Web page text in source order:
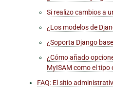
Si realizo cambios a
¿Los modelos de
¿Soporta Django
¿Cómo añado
MyISAM como el tipo
FAQ: El sitio